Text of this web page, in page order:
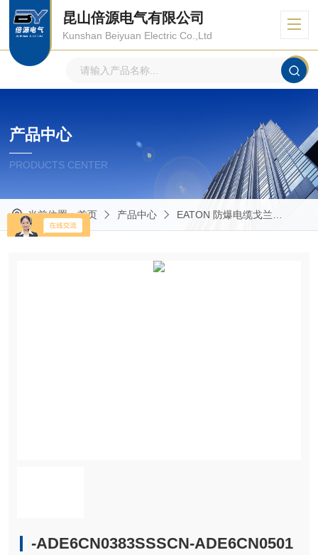
昆山倍源电气有限公司
Kunshan Beiyuan Electric Co.,Ltd
产品中心
PRODUCTS CENTER
当前位置：首页 产品中心 EATON 防爆电缆戈兰
-ADE6CN0383SSSCN-ADE6CN0501